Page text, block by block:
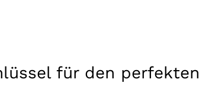
für den perfekten